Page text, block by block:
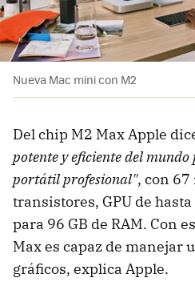
Nueva Mac mini con M2
Del chip M2 Max Apple
potente y eficiente del
portátil profesional", con
transistores, GPU de
para 96 GB de RAM. Con
Max es capaz de manejar
gráficos, explica Apple.